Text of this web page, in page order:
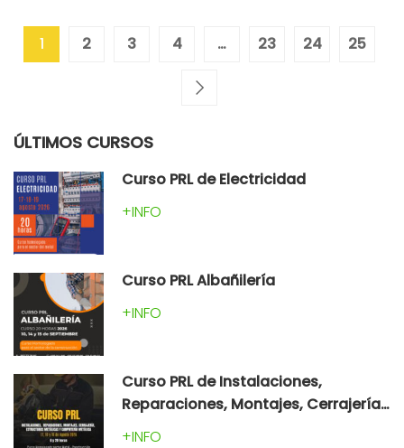
1 2 3 4 … 23 24 25
ÚLTIMOS CURSOS
Curso PRL de Electricidad
+INFO
Curso PRL Albañilería
+INFO
Curso PRL de Instalaciones,
Reparaciones, Montajes, Cerrajería,
Estructuras Metálicas y Carpintería
+INFO